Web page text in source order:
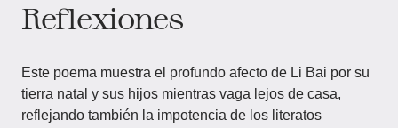
Reflexiones
Este poema muestra el profundo afecto de Li Bai por su
tierra natal y sus hijos mientras vaga lejos de casa,
reflejando también la impotencia de los literatos